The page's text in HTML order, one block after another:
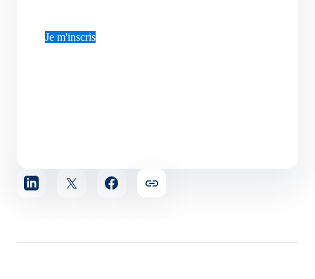
Je m'inscris
Partager
l'article